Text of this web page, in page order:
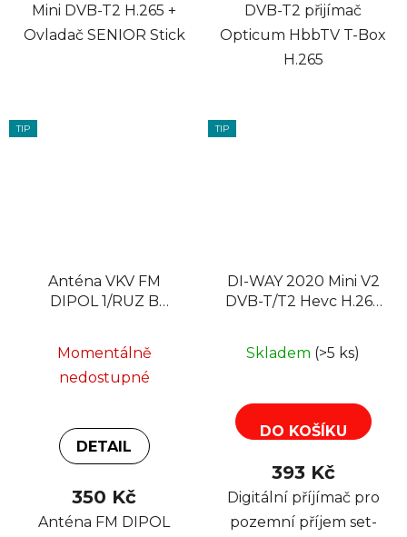
Mini DVB-T2 H.265 +
Ovladač SENIOR Stick
DVB-T2 přijímač
Opticum HbbTV T-Box
H.265
TIP
Anténa VKV FM
DIPOL 1/RUZ B
Momentálně
nedostupné
DETAIL
350 Kč
Anténa FM DIPOL
TIP
DI-WAY 2020 Mini V2
DVB-T/T2 Hevc H.265
Skladem (>5 ks)
DO KOŠÍKU
393 Kč
Digitální příjímač pro
pozemní příjem set-